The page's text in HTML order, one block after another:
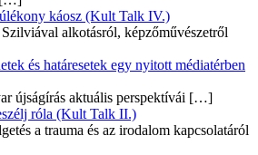
káosz (Kult Talk IV.)
alkotásról, képzőművészetről
és határesetek egy nyitott médiatérben
újságírás aktuális perspektívái […]
róla (Kult Talk II.)
a trauma és az irodalom kapcsolatáról